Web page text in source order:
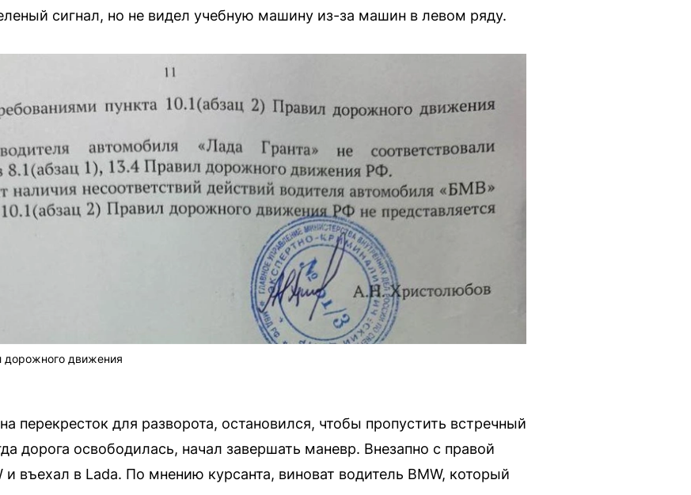
сигнал, но не видел учебную машину из-за машин в левом ряду.
дорожного движения
перекресток для разворота, остановился, чтобы пропустить встречный
дорога освободилась, начал завершать маневр. Внезапно с правой
въехал в Lada. По мнению курсанта, виноват водитель BMW, который